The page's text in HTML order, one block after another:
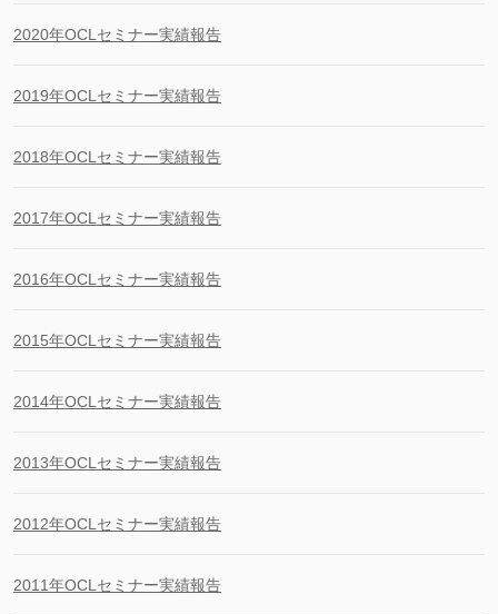
2020年OCLセミナー実績報告
2019年OCLセミナー実績報告
2018年OCLセミナー実績報告
2017年OCLセミナー実績報告
2016年OCLセミナー実績報告
2015年OCLセミナー実績報告
2014年OCLセミナー実績報告
2013年OCLセミナー実績報告
2012年OCLセミナー実績報告
2011年OCLセミナー実績報告